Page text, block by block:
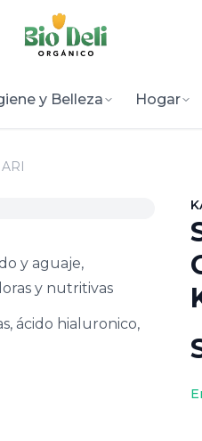
y Belleza Hogar
y aguaje,
y nutritivas
ácido hialuronico,